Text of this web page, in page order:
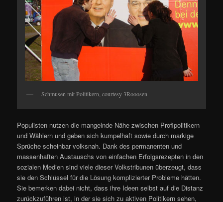
Schmusen mit Politikern, courtesy 3Rooosen
Populisten nutzen die mangelnde Nähe zwischen Profipolitikern
und Wählern und geben sich kumpelhaft sowie durch markige
Sprüche scheinbar volksnah. Dank des permanenten und
massenhaften Austauschs von einfachen Erfolgsrezepten in den
sozialen Medien sind viele dieser Volkstribunen überzeugt, dass
sie den Schlüssel für die Lösung komplizierter Probleme hätten.
Sie bemerken dabei nicht, dass ihre Ideen selbst auf die Distanz
zurückzuführen ist, in der sie sich zu aktiven Politikern sehen,